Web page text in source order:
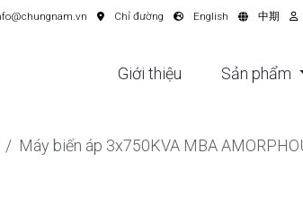
Chỉ đường English 中期
Giới thiệu Sản phẩm
Máy biến áp 3x750KVA MBA